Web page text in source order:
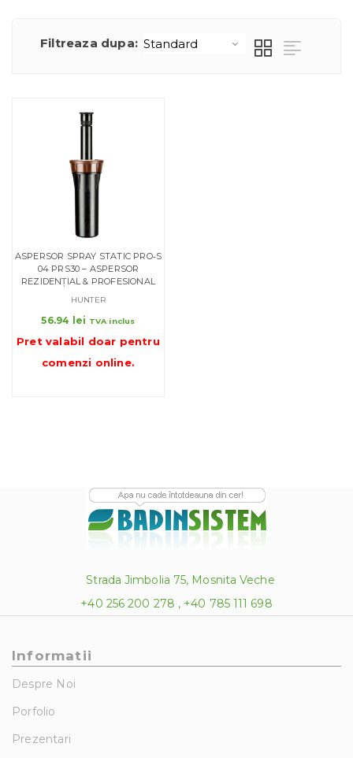
Filtreaza dupa:
ASPERSOR SPRAY STATIC PRO‑S
04 PRS30 – ASPERSOR
REZIDENȚIAL & PROFESIONAL
HUNTER
56.94 lei TVA inclus
Pret valabil doar pentru
comenzi online.
Strada Jimbolia 75, Mosnita Veche
+40 256 200 278 , +40 785 111 698
Informatii
Despre Noi
Porfolio
Prezentari